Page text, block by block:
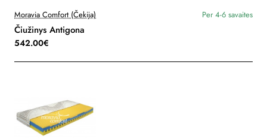
Moravia Comfort (Čekija) Per 4-6 savaites
Čiužinys Antigona
542.00€